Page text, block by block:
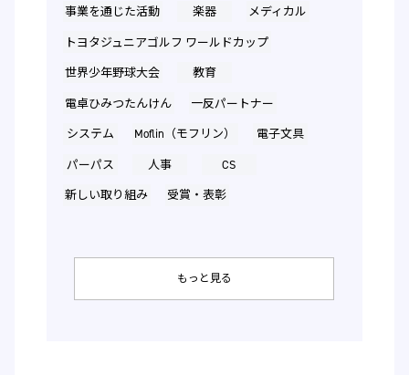
事業を通じた活動
楽器
メディカル
トヨタジュニアゴルフ ワールドカップ
世界少年野球大会
教育
電卓ひみつたんけん
一反パートナー
システム
Moflin（モフリン）
電子文具
パーパス
人事
CS
新しい取り組み
受賞・表彰
もっと見る